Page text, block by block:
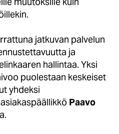
jatkuvan palvelun
ja
hallintaa. Yksi
puolestaan keskeiset
yhdeksi
Paavo